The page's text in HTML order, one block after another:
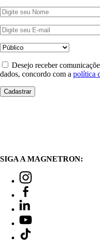
Desejo receber
dados, concordo com a política
SIGA A MAGNETRON: